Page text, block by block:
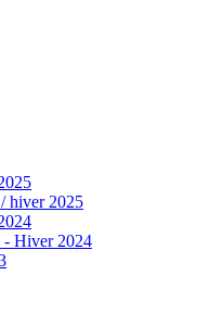
hiver 2025
- Hiver 2024